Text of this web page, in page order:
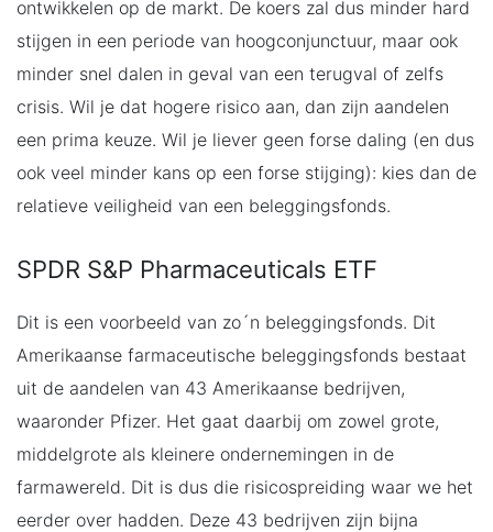
ontwikkelen op de markt. De koers zal dus minder hard
stijgen in een periode van hoogconjunctuur, maar ook
minder snel dalen in geval van een terugval of zelfs
crisis. Wil je dat hogere risico aan, dan zijn aandelen
een prima keuze. Wil je liever geen forse daling (en dus
ook veel minder kans op een forse stijging): kies dan de
relatieve veiligheid van een beleggingsfonds.
SPDR S&P Pharmaceuticals ETF
Dit is een voorbeeld van zo´n beleggingsfonds. Dit
Amerikaanse farmaceutische beleggingsfonds bestaat
uit de aandelen van 43 Amerikaanse bedrijven,
waaronder Pfizer. Het gaat daarbij om zowel grote,
middelgrote als kleinere ondernemingen in de
farmawereld. Dit is dus die risicospreiding waar we het
eerder over hadden. Deze 43 bedrijven zijn bijna